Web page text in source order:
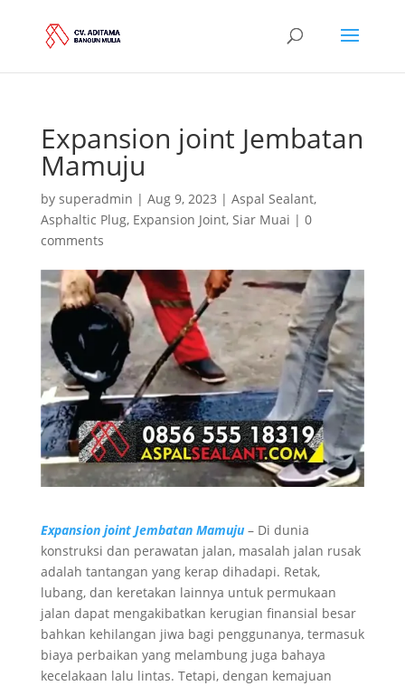
Expansion joint Jembatan
Mamuju
by superadmin | Aug 9, 2023 | Aspal Sealant,
Asphaltic Plug, Expansion Joint, Siar Muai | 0
comments
Expansion joint Jembatan Mamuju– Di dunia
konstruksi dan perawatan jalan, masalah jalan rusak
adalah tantangan yang kerap dihadapi. Retak,
lubang, dan keretakan lainnya untuk permukaan
jalan dapat mengakibatkan kerugian finansial besar
bahkan kehilangan jiwa bagi penggunanya, termasuk
biaya perbaikan yang melambung juga bahaya
kecelakaan lalu lintas. Tetapi, dengan kemajuan